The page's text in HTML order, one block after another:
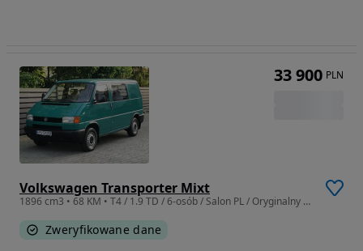
Volkswagen Transporter Mixt
1896 cm3 • 68 KM • T4 / 1.9 TD / 6-osób / Salon PL / Oryginalny przebieg / Stan wzorowy !
Zweryfikowane dane
33 900 PLN